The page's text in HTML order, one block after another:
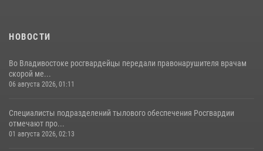
НОВОСТИ
Во Владивостоке росгвардейцы передали правонарушителя врачам
скорой ме...
06 августа 2026, 01:11
Специалисты подразделений тылового обеспечения Росгвардии
отмечают про...
01 августа 2026, 02:13